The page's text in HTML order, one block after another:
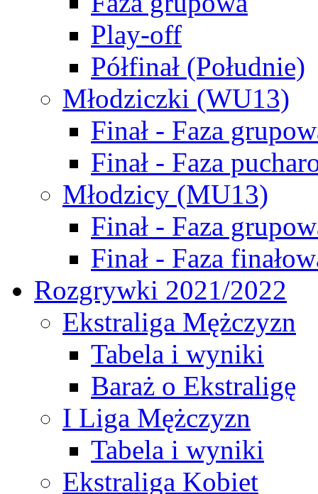
Play-off
Półfinał (Południe)
Młodziczki (WU13)
Finał - Faza
Finał - Faza
Młodzicy (MU13)
Finał - Faza
Finał - Faza
Rozgrywki 2021/2022
Ekstraliga Mężczyzn
Tabela i wyniki
Baraż o Ekstraligę
I Liga Mężczyzn
Tabela i wyniki
Ekstraliga Kobiet